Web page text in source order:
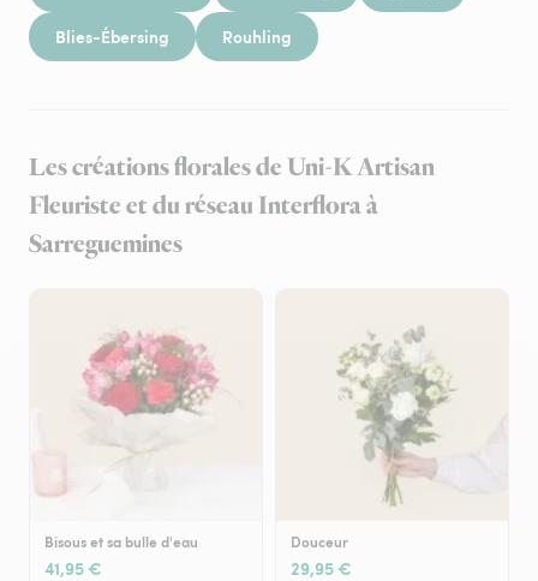
Blies-Ébersing Rouhling
Les créations florales de Uni-K Artisan
Fleuriste et du réseau Interflora à
Sarreguemines
Bisous et sa bulle d'eau
41,95 €
Douceur
29,95 €